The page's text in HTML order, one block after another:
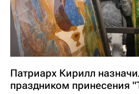
Патриарх Кирилл
праздником принесения